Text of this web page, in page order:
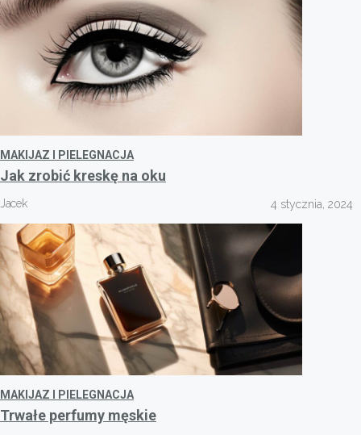
MAKIJAZ I PIELEGNACJA
Jak zrobić kreskę na oku
Jacek 4 stycznia, 2024
MAKIJAZ I PIELEGNACJA
Trwałe perfumy męskie